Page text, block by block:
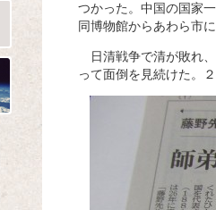
つかった。中国の国家
同博物館からあわら市
日清戦争で清が敗れ
って面倒を見続けた。